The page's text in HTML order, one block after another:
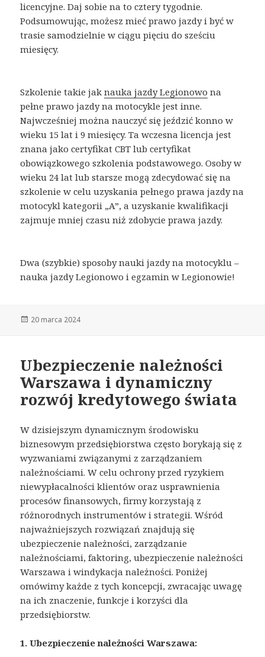
licencyjne. Daj sobie na to cztery tygodnie.
Podsumowując, możesz mieć prawo jazdy i być w
trasie samodzielnie w ciągu pięciu do sześciu
miesięcy.
Szkolenie takie jaknauka jazdy Legionowo na
pełne prawo jazdy na motocykle jest inne.
Najwcześniej można nauczyć się jeździć konno w
wieku 15 lat i 9 miesięcy. Ta wczesna licencja jest
znana jako certyfikat CBT lub certyfikat
obowiązkowego szkolenia podstawowego. Osoby w
wieku 24 lat lub starsze mogą zdecydować się na
szkolenie w celu uzyskania pełnego prawa jazdy na
motocykl kategorii „A”, a uzyskanie kwalifikacji
zajmuje mniej czasu niż zdobycie prawa jazdy.
Dwa (szybkie) sposoby nauki jazdy na motocyklu –
nauka jazdy Legionowo i egzamin w Legionowie!
Opublikowano
20 marca 2024
Ubezpieczenie należności
Warszawa i dynamiczny
rozwój kredytowego świata
W dzisiejszym dynamicznym środowisku
biznesowym przedsiębiorstwa często borykają się z
wyzwaniami związanymi z zarządzaniem
należnościami. W celu ochrony przed ryzykiem
niewypłacalności klientów oraz usprawnienia
procesów finansowych, firmy korzystają z
różnorodnych instrumentów i strategii. Wśród
najważniejszych rozwiązań znajdują się
ubezpieczenie należności, zarządzanie
należnościami, faktoring, ubezpieczenie należności
Warszawa i windykacja należności. Poniżej
omówimy każde z tych koncepcji, zwracając uwagę
na ich znaczenie, funkcje i korzyści dla
przedsiębiorstw.
1. Ubezpieczenie należności Warszawa: